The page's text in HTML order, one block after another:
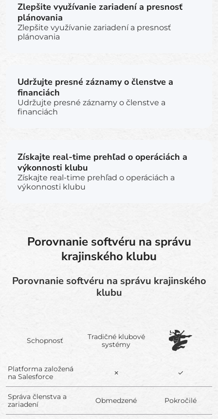
Zlepšite využívanie zariadení a presnosť
plánovania
Zlepšite využívanie zariadení a presnosť
plánovania
Udržujte presné záznamy o členstve a
financiách
Udržujte presné záznamy o členstve a
financiách
Získajte real-time prehľad o operáciách a
výkonnosti klubu
Získajte real-time prehľad o operáciách a
výkonnosti klubu
Porovnanie softvéru na správu
krajinského klubu
Porovnanie softvéru na správu krajinského
klubu
Schopnosť
Tradičné klubové
systémy
Platforma založená
na Salesforce
✗ ✓
Správa členstva a
zariadení
Obmedzené Pokročilé